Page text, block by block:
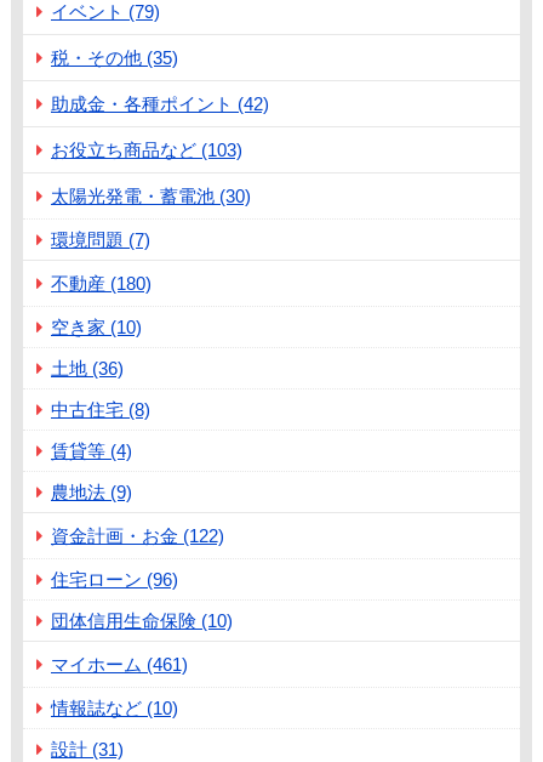
イベント (79)
税・その他 (35)
助成金・各種ポイント (42)
お役立ち商品など (103)
太陽光発電・蓄電池 (30)
環境問題 (7)
不動産 (180)
空き家 (10)
土地 (36)
中古住宅 (8)
賃貸等 (4)
農地法 (9)
資金計画・お金 (122)
住宅ローン (96)
団体信用生命保険 (10)
マイホーム (461)
情報誌など (10)
設計 (31)